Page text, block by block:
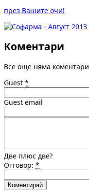
през Вашите очи!
Коментари
Все още няма коментари
Guest *
Guest email
Две плюс две?
Отговор: *